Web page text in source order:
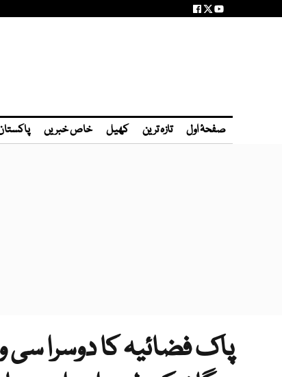
صفحۂ اول تازہ ترین کھیل خاص خبریں
پاک فضائیہ کا دوسرا سی